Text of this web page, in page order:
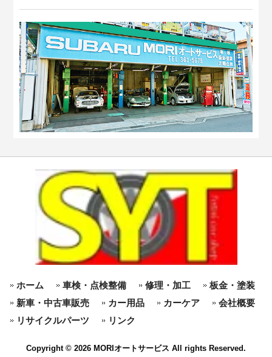
ホーム 車検・点検整備 修理・加工
板金・塗装
新車・中古車販売
カー用品 カーケア
会社概要
リサイクルパーツ
リンク
Copyright © 2026 MORIオートサービス All rights Reserved.